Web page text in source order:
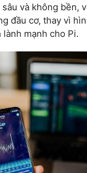
và không bền,
đầu cơ, thay vì
mạnh cho Pi.